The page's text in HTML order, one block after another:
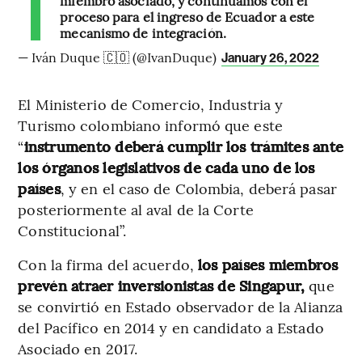
proceso para el ingreso de Ecuador a este
mecanismo de integración.
— Iván Duque 🇨🇴 (@IvanDuque) January 26, 2022
El Ministerio de Comercio, Industria y
Turismo colombiano informó que este
“instrumento deberá cumplir los trámites ante
los órganos legislativos de cada uno de los
países, y en el caso de Colombia, deberá pasar
posteriormente al aval de la Corte
Constitucional”.
Con la firma del acuerdo, los países miembros
prevén atraer inversionistas de Singapur, que
se convirtió en Estado observador de la Alianza
del Pacífico en 2014 y en candidato a Estado
Asociado en 2017.